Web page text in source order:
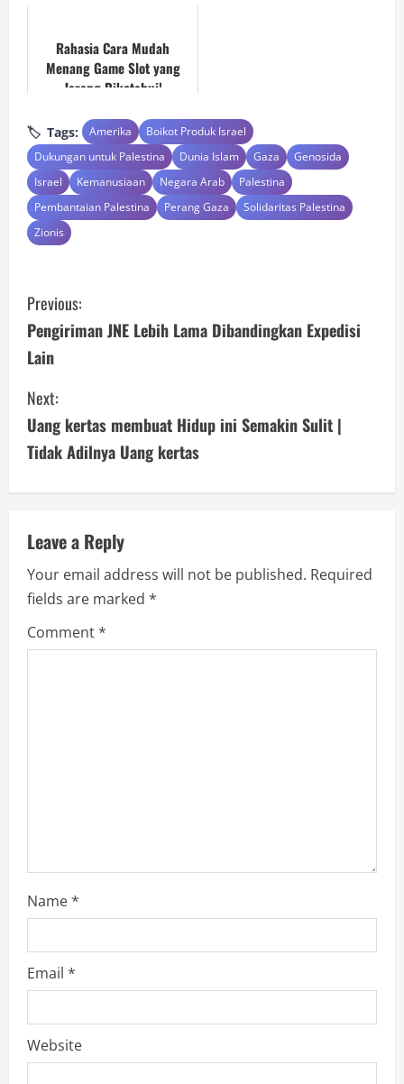
Rahasia Cara Mudah
Menang Game Slot yang
Jarang Diketahui!
Tags: Amerika
Boikot Produk Israel
Dukungan untuk Palestina
Dunia Islam Gaza
Genosida
Israel
Kemanusiaan Negara Arab
Palestina
Pembantaian Palestina
Perang Gaza
Solidaritas Palestina
Zionis
C
o
n
t
i
n
e
R
e
Previous:
Pengiriman JNE Lebih Lama Dibandingkan Expedisi
Lain
Next:
Uang kertas membuat Hidup ini Semakin Sulit |
Tidak Adilnya Uang kertas
Leave a Reply
Your email address will not be published. Required
fields are marked *
Comment*
Name*
Email *
Website